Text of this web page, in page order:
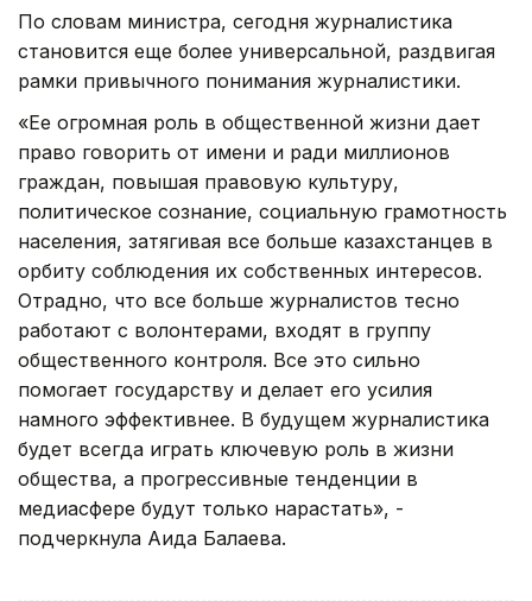
По словам министра, сегодня журналистика
становится еще более универсальной, раздвигая
рамки привычного понимания журналистики.
«Ее огромная роль в общественной жизни дает
право говорить от имени и ради миллионов
граждан, повышая правовую культуру,
политическое сознание, социальную грамотность
населения, затягивая все больше казахстанцев в
орбиту соблюдения их собственных интересов.
Отрадно, что все больше журналистов тесно
работают с волонтерами, входят в группу
общественного контроля. Все это сильно
помогает государству и делает его усилия
намного эффективнее. В будущем журналистика
будет всегда играть ключевую роль в жизни
общества, а прогрессивные тенденции в
медиасфере будут только нарастать», -
подчеркнула Аида Балаева.